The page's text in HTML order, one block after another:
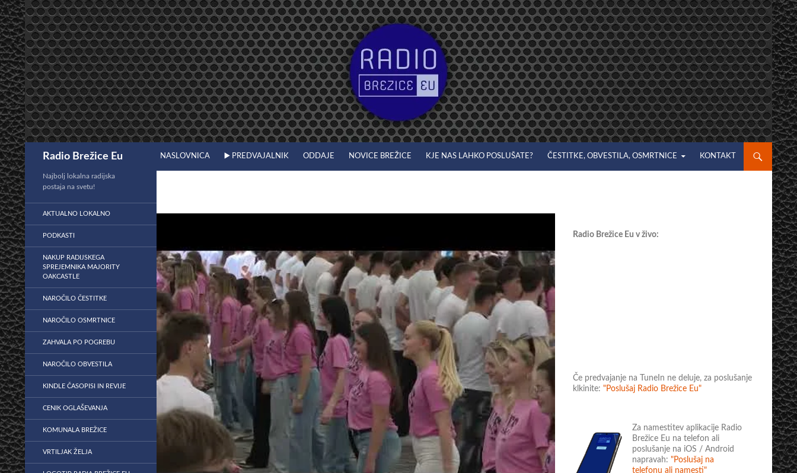
Preskoči
na
vsebino
Radio Brežice Eu NASLOVNICA ▶️ PREDVAJALNIK ODDAJE NOVICE BREŽICE KJE NAS LAHKO POSLUŠATE? ČESTITKE, OBVESTILA, OSMRTNICE KONTAKT
Radio Brežice Eu v živo:
Če predvajanje na TuneIn ne deluje, za poslušanje
klkinite: "Poslušaj Radio Brežice Eu"
Za namestitev aplikacije Radio
Brežice Eu na telefon ali
poslušanje na iOS / Android
napravah: "Poslušaj na
telefonu ali namesti"
Najbolj lokalna radijska
postaja na svetu!
AKTUALNO LOKALNO
PODKASTI
NAKUP RADIJSKEGA
SPREJEMNIKA MAJORITY
OAKCASTLE
NAROČILO ČESTITKE
NAROČILO OSMRTNICE
ZAHVALA PO POGREBU
NAROČILO OBVESTILA
KINDLE ČASOPISI IN REVIJE
CENIK OGLAŠEVANJA
KOMUNALA BREŽICE
VRTILJAK ŽELJA